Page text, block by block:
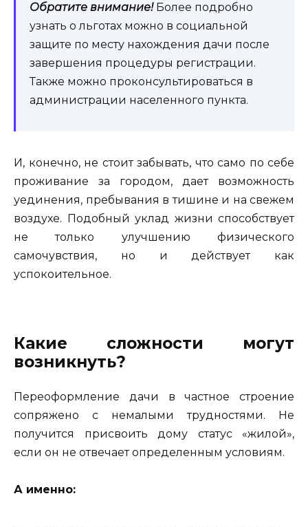
Обратите внимание!Более подробно
узнать о льготах можно в социальной
защите по месту нахождения дачи после
завершения процедуры регистрации.
Также можно проконсультироваться в
администрации населенного пункта.
И, конечно, не стоит забывать, что само по себе
проживание за городом, дает возможность
уединения, пребывания в тишине и на свежем
воздухе. Подобный уклад жизни способствует
не только улучшению физического
самочувствия, но и действует как
успокоительное.
Какие сложности могут
возникнуть?
Переоформление дачи в частное строение
сопряжено с немалыми трудностями. Не
получится присвоить дому статус «жилой»,
если он не отвечает определенным условиям.
А именно: